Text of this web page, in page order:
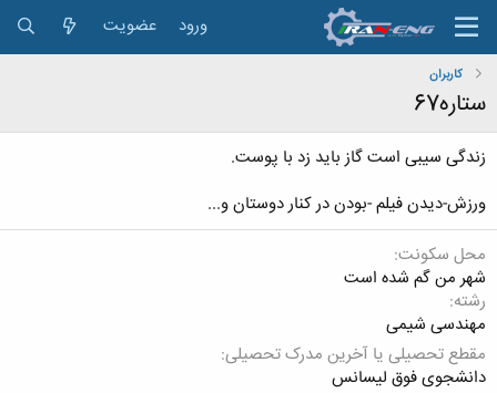
ورود عضویت
کاربران
ستاره67
زندگی سیبی است گاز باید زد با پوست.
ورزش-دیدن فیلم -بودن در کنار دوستان و...
محل سکونت
شهر من گم شده است
رشته
مهندسی شیمی
مقطع تحصیلی یا آخرین مدرک تحصیلی
دانشجوی فوق لیسانس